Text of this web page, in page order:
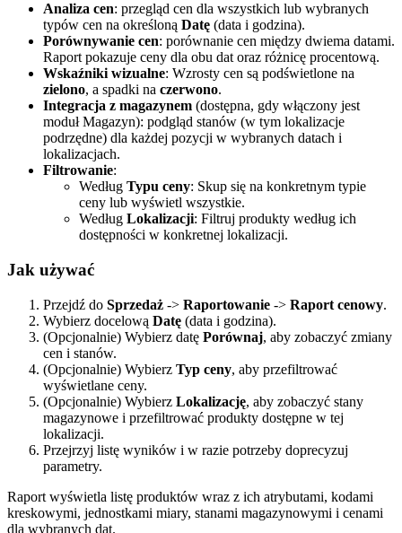
Analiza cen: przegląd cen dla wszystkich lub wybranych
typów cen na określoną Datę (data i godzina).
Porównywanie cen: porównanie cen między dwiema datami.
Raport pokazuje ceny dla obu dat oraz różnicę procentową.
Wskaźniki wizualne: Wzrosty cen są podświetlone na
zielono, a spadki na czerwono.
Integracja z magazynem (dostępna, gdy włączony jest
moduł Magazyn): podgląd stanów (w tym lokalizacje
podrzędne) dla każdej pozycji w wybranych datach i
lokalizacjach.
Filtrowanie:
Według Typu ceny: Skup się na konkretnym typie
ceny lub wyświetl wszystkie.
Według Lokalizacji: Filtruj produkty według ich
dostępności w konkretnej lokalizacji.
Jak używać
Przejdź do Sprzedaż -> Raportowanie -> Raport cenowy.
Wybierz docelową Datę (data i godzina).
(Opcjonalnie) Wybierz datę Porównaj, aby zobaczyć zmiany
cen i stanów.
(Opcjonalnie) Wybierz Typ ceny, aby przefiltrować
wyświetlane ceny.
(Opcjonalnie) Wybierz Lokalizację, aby zobaczyć stany
magazynowe i przefiltrować produkty dostępne w tej
lokalizacji.
Przejrzyj listę wyników i w razie potrzeby doprecyzuj
parametry.
Raport wyświetla listę produktów wraz z ich atrybutami, kodami
kreskowymi, jednostkami miary, stanami magazynowymi i cenami
dla wybranych dat.